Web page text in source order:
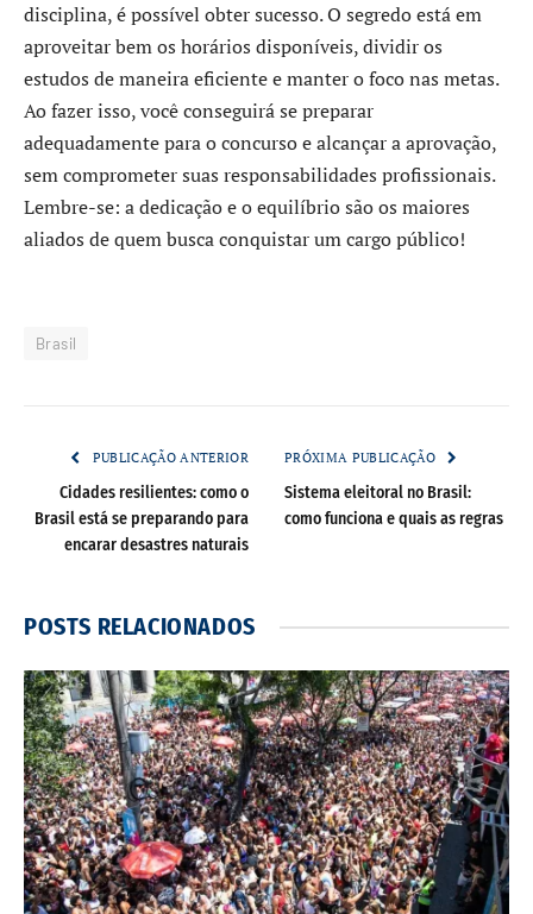
disciplina, é possível obter sucesso. O segredo está em
aproveitar bem os horários disponíveis, dividir os
estudos de maneira eficiente e manter o foco nas metas.
Ao fazer isso, você conseguirá se preparar
adequadamente para o concurso e alcançar a aprovação,
sem comprometer suas responsabilidades profissionais.
Lembre-se: a dedicação e o equilíbrio são os maiores
aliados de quem busca conquistar um cargo público!
Brasil
PUBLICAÇÃO ANTERIOR
Cidades resilientes: como o
Brasil está se preparando para
encarar desastres naturais
PRÓXIMA PUBLICAÇÃO
Sistema eleitoral no Brasil:
como funciona e quais as regras
POSTS RELACIONADOS